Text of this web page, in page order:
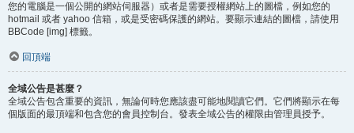
您的電腦是一個公開的網站伺服器）或者是需要授權網站上的圖檔，例如您的
hotmail 或者 yahoo 信箱，或是受密碼保護的網站。要顯示連結的圖檔，請使用
BBCode [img] 標籤。
回頂端
全域公告是甚麼？
全域公告包含重要的資訊，無論何時您應該盡可能地閱讀它們。它們將顯示在每
個版面的最頂端和包含您的會員控制台。發表全域公告的權限由管理員授予。